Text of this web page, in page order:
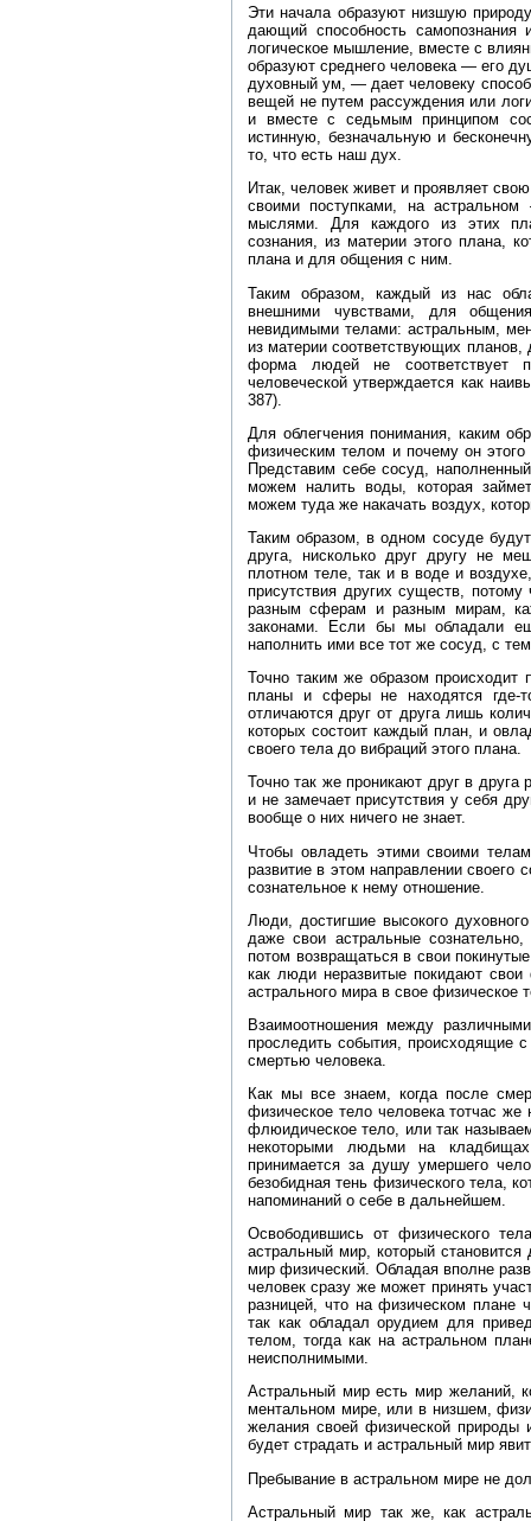
Эти начала образуют низшую
дающий способность
логическое мышление, вместе с
образуют среднего человека — его
духовный ум, — дает человеку
вещей не путем рассуждения или
и вместе с седьмым принципом
истинную, безначальную и
то, что есть наш дух.
Итак, человек живет и проявляет
своими поступками, на
мыслями. Для каждого из этих
сознания, из материи этого плана,
плана и для общения с ним.
Таким образом, каждый из нас
внешними чувствами, для
невидимыми телами: астральным,
из материи соответствующих
форма людей не соответствует
человеческой утверждается как
387).
Для облегчения понимания, каким
физическим телом и почему он
Представим себе сосуд,
можем налить воды, которая
можем туда же накачать воздух,
Таким образом, в одном сосуде
друга, нисколько друг другу не
плотном теле, так и в воде и
присутствия других существ,
разным сферам и разным мирам,
законами. Если бы мы обладали
наполнить ими все тот же сосуд, с
Точно таким же образом происходит
планы и сферы не находятся
отличаются друг от друга лишь
которых состоит каждый план, и
своего тела до вибраций этого плана.
Точно так же проникают друг в
и не замечает присутствия у себя
вообще о них ничего не знает.
Чтобы овладеть этими своими
развитие в этом направлении своего
сознательное к нему отношение.
Люди, достигшие высокого
даже свои астральные
потом возвращаться в свои
как люди неразвитые покидают
астрального мира в свое физическое
Взаимоотношения между
проследить события, происходящие
смертью человека.
Как мы все знаем, когда после
физическое тело человека тотчас же
флюидическое тело, или так
некоторыми людьми на
принимается за душу умершего
безобидная тень физического тела,
напоминаний о себе в дальнейшем.
Освободившись от физического
астральный мир, который
мир физический. Обладая вполне
человек сразу же может принять
разницей, что на физическом плане
так как обладал орудием для
телом, тогда как на астральном
неисполнимыми.
Астральный мир есть мир желаний,
ментальном мире, или в низшем,
желания своей физической природы
будет страдать и астральный мир
Пребывание в астральном мире не
Астральный мир так же, как